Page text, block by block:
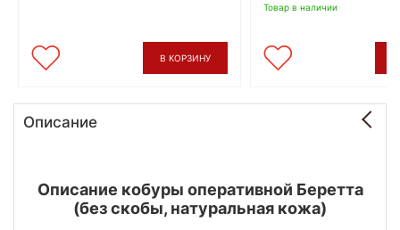
В КОРЗИНУ
Товар в наличии
Описание
Описание кобуры оперативной Беретта
(без скобы, натуральная кожа)